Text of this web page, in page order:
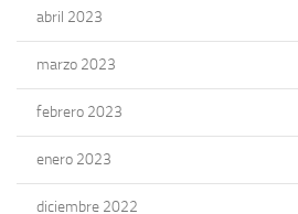
abril 2023
marzo 2023
febrero 2023
enero 2023
diciembre 2022